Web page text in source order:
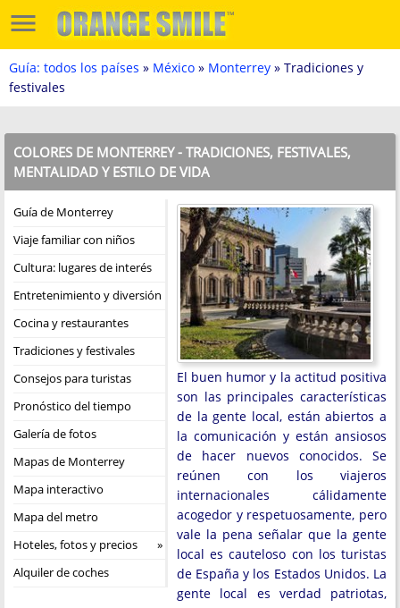
Guía: todos los países » México » Monterrey » Tradiciones y
festivales
COLORES DE MONTERREY - TRADICIONES, FESTIVALES,
MENTALIDAD Y ESTILO DE VIDA
Guía de Monterrey
Viaje familiar con niños
Cultura: lugares de interés
Entretenimiento y diversión
Cocina y restaurantes
Tradiciones y festivales
Consejos para turistas
Pronóstico del tiempo
Galería de fotos
Mapas de Monterrey
Mapa interactivo
Mapa del metro
Hoteles, fotos y precios
Alquiler de coches
El buen humor y la actitud positiva
son las principales características
de la gente local, están abiertos a
la comunicación y están ansiosos
de hacer nuevos conocidos. Se
reúnen con los viajeros
internacionales cálidamente
acogedor y respetuosamente, pero
vale la pena señalar que la gente
local es cauteloso con los turistas
de España y los Estados Unidos. La
gente local es verdad patriotas,